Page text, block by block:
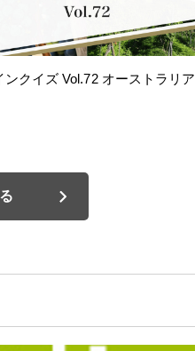
ンクイズ Vol.72 オーストラリア